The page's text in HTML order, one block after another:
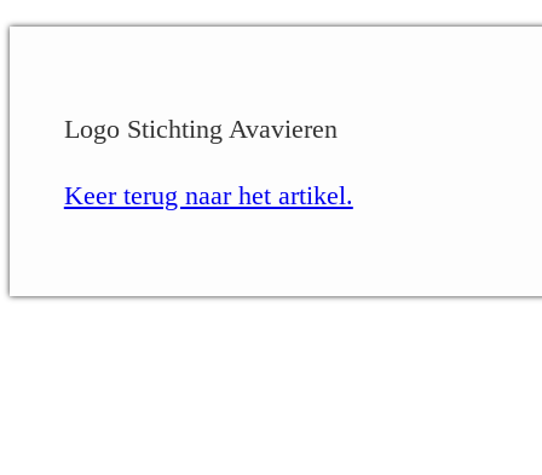
Logo Stichting Avavieren
Keer terug naar het artikel.